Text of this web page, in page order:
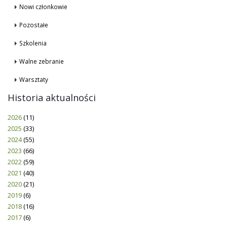
Nowi członkowie
Pozostałe
Szkolenia
Walne zebranie
Warsztaty
Historia aktualności
2026(11)
2025 (33)
2024(55)
2023 (66)
2022(59)
2021 (40)
2020(21)
2019(6)
2018(16)
2017(6)